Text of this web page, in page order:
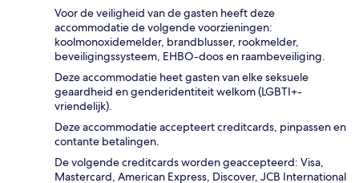
Voor de veiligheid van de gasten heeft deze
accommodatie de volgende voorzieningen:
koolmonoxidemelder, brandblusser, rookmelder,
beveiligingssysteem, EHBO-doos en raambeveiliging.
Deze accommodatie heet gasten van elke seksuele
geaardheid en genderidentiteit welkom (LGBTI+-
vriendelijk).
Deze accommodatie accepteert creditcards, pinpassen en
contante betalingen.
De volgende creditcards worden geaccepteerd: Visa,
Mastercard, American Express, Discover, JCB International